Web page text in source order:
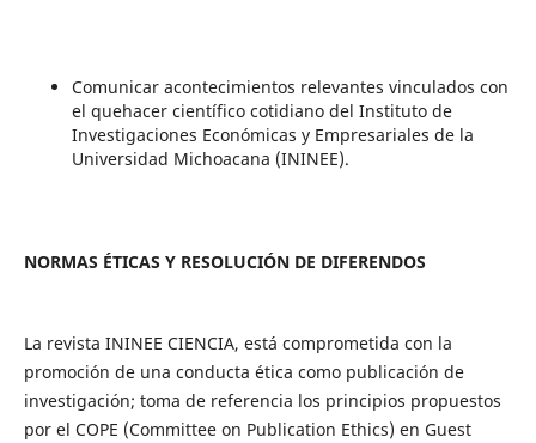
Comunicar acontecimientos relevantes vinculados con
el quehacer científico cotidiano del Instituto de
Investigaciones Económicas y Empresariales de la
Universidad Michoacana (ININEE).
NORMAS ÉTICAS Y RESOLUCIÓN DE DIFERENDOS
La revista ININEE CIENCIA, está comprometida con la
promoción de una conducta ética como publicación de
investigación; toma de referencia los principios propuestos
por el COPE (Committee on Publication Ethics) en Guest